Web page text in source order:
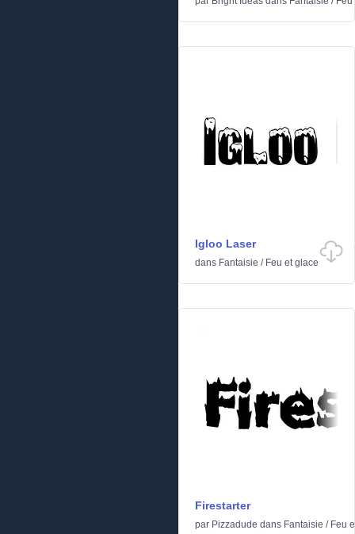
Igloo Laser
dans Fantaisie / Feu et glace
Firestarter
par Pizzadude dans Fantaisie / Feu